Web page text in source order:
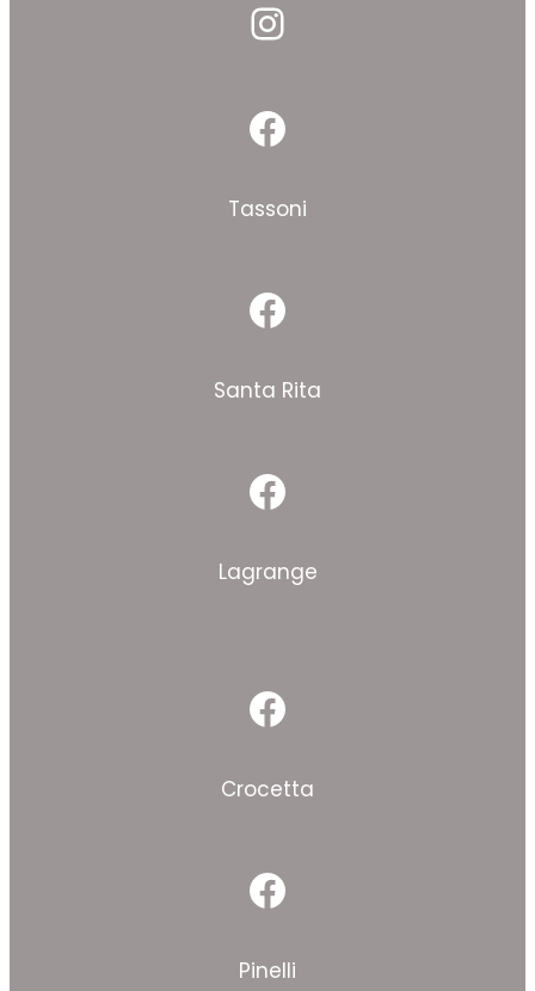
Instagram
Facebook
Tassoni
Facebook
Santa Rita
Facebook
Lagrange
Facebook
Crocetta
Facebook
Pinelli